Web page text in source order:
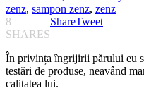
zenz, sampon zenz, zenz
8
SHARES
ShareTweet
În privința îngrijirii părului eu
testări de produse, neavând
calitatea lui.